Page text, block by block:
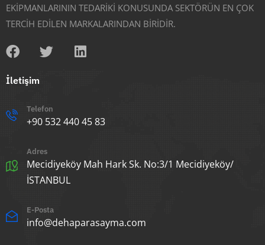
EKİPMANLARININ TEDARİKİ KONUSUNDA SEKTÖRÜN EN ÇOK
TERCİH EDİLEN MARKALARINDAN BİRİDİR.
İletişim
Telefon
+90 532 440 45 83
Adres
Mecidiyeköy Mah Hark Sk. No:3/1 Mecidiyeköy/
İSTANBUL
E-Posta
info@dehaparasayma.com